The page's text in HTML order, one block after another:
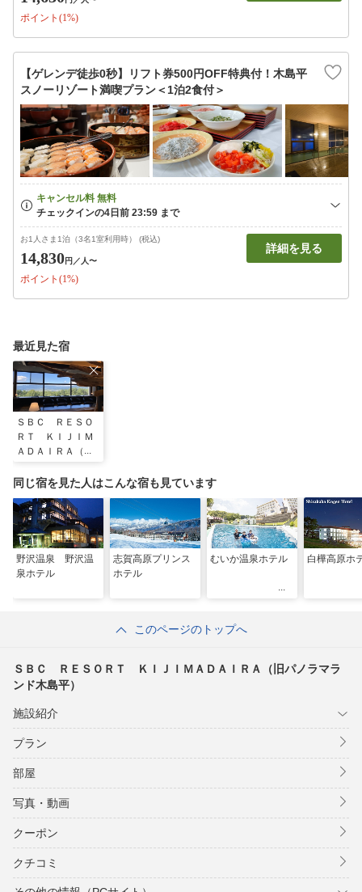
ポイント(1%)
【ゲレンデ徒歩0秒】リフト券500円OFF特典付！木島平
スノーリゾート満喫プラン＜1泊2食付＞
お1人さま1泊（3名1室利用時） (税込)
14,830円 ／人〜
ポイント(1%)
詳細を見る
最近見た宿
ＳＢＣ ＲＥＳＯ
ＲＴ ＫＩＪＩＭ
ＡＤＡＩＲＡ（旧
島平）
同じ宿を見た人はこんな宿も見ています
野沢温泉 野沢温
泉ホテル
志賀高原プリンス
ホテル
むいか温泉ホテル 白樺高原ホ
このページのトップへ
ＳＢＣ ＲＥＳＯＲＴ ＫＩＪＩＭＡＤＡＩＲＡ（旧パノラマラ
ンド木島平）
施設紹介
プラン
部屋
写真・動画
クーポン
クチコミ